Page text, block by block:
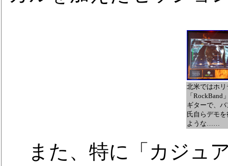
北米ではホ
「
ギターで、
氏自らデモ
ような……
また、特に「カジュ